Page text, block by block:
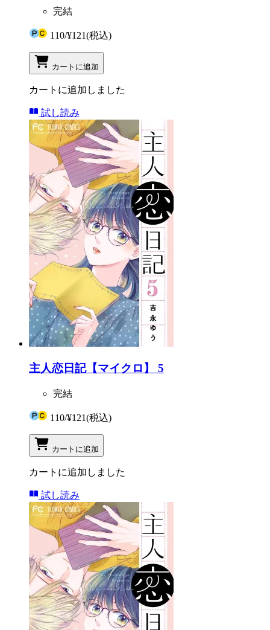
完結
110/¥121(税込)
カートに追加
カートに追加しました
試し読み
主人恋日記【マイクロ】 5
完結
110/¥121(税込)
カートに追加
カートに追加しました
試し読み